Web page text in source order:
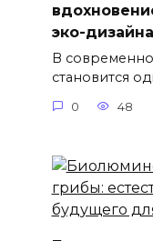
эко-
В
становится
0 48